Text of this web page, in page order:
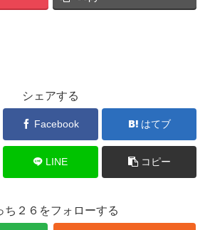
シェアする
Facebook はてブ
LINE コピー
ち２６をフォローする